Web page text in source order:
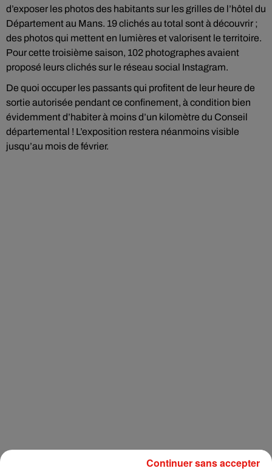
d’exposer les photos des habitants sur les grilles de l’hôtel du
Département au Mans. 19 clichés au total sont à découvrir ;
des photos qui mettent en lumières et valorisent le territoire.
Pour cette troisième saison, 102 photographes avaient
proposé leurs clichés sur le réseau social Instagram.
De quoi occuper les passants qui profitent de leur heure de
sortie autorisée pendant ce confinement, à condition bien
évidemment d’habiter à moins d’un kilomètre du Conseil
départemental ! L’exposition restera néanmoins visible
jusqu’au mois de février.
Continuer sans accepter